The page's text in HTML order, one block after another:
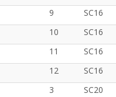
9 SC16
10 SC16
11 SC16
12 SC16
3 SC20